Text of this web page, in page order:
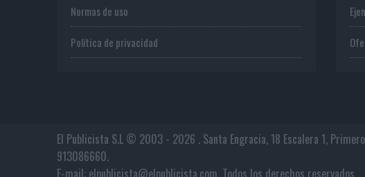
Normas de uso
Política de privacidad
El Publicista S.L © 2003 - 2026 . Santa Engracia, 18 Escalera 1,
913086660.
E-mail: elpublicista@elpublicista.com. Todos los derechos reservados